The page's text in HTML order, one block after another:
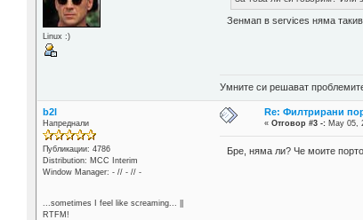
Linux :)
Зенмап в services няма
Умните си решават
b2l
Напреднали
Публикации: 4786
Distribution: MCC Interim
Window Manager: - // - // -
...sometimes I feel like screaming... ||
RTFM!
Re: Филтрирани
«Отговор #3 -: May 05,
Бре, няма ли? Че моите